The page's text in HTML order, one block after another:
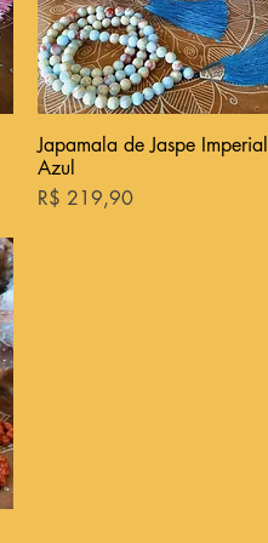
Visualização rápida
Japamala de Jaspe Imperial
Azul
Preço
R$ 219,90